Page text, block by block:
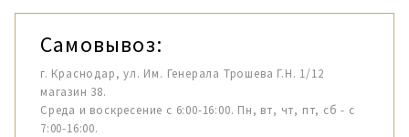
Самовывоз:
г. Краснодар, ул. Им. Генерала Трошева Г.Н. 1/12
магазин 38.
Среда и воскресение с 6:00-16:00. Пн, вт, чт, пт, сб - с
7:00-16:00.